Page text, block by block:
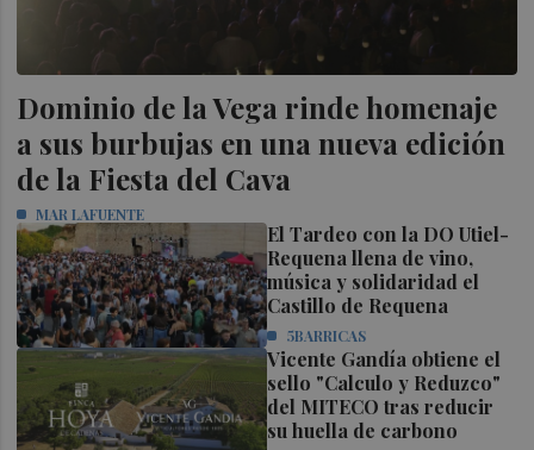
El Tardeo con la DO Utiel-
Requena llena de vino,
música y solidaridad el
Castillo de Requena
5BARRICAS
Vicente Gandía obtiene el
sello "Calculo y Reduzco"
del MITECO tras reducir
su huella de carbono
Dominio de la Vega rinde homenaje
a sus burbujas en una nueva edición
de la Fiesta del Cava
MAR LAFUENTE